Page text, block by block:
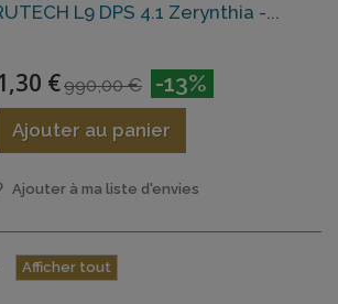
L9 DPS 4.1 Zerynthia -...
€990,00 € -13%
Ajouter au panier
Ajouter à ma liste d'envies
Afficher tout